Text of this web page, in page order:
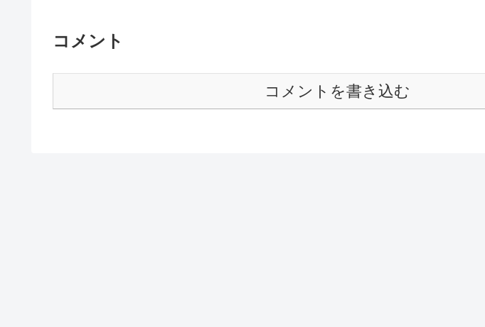
コメント
コメントを書き込む